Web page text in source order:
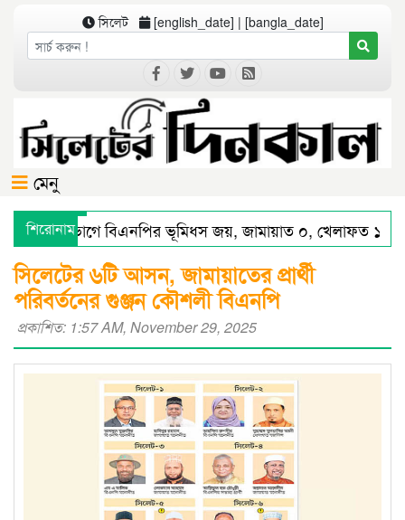
সিলেট [english_date] | [bangla_date]
মেনু
শিরোনাম
বিভাগে বিএনপির ভূমিধস জয়, জামায়াত ০, খেলাফত ১
স্মার্ট পুলিশিংয়ে আইন-শৃঙ্খলায় স্বস্তি : শ’ত দিনে কমিশনারের
সিলেটের ৬টি আসন, জামায়াতের প্রার্থী
পরিবর্তনের গুঞ্জন কৌশলী বিএনপি
প্রকাশিত: 1:57 AM, November 29, 2025